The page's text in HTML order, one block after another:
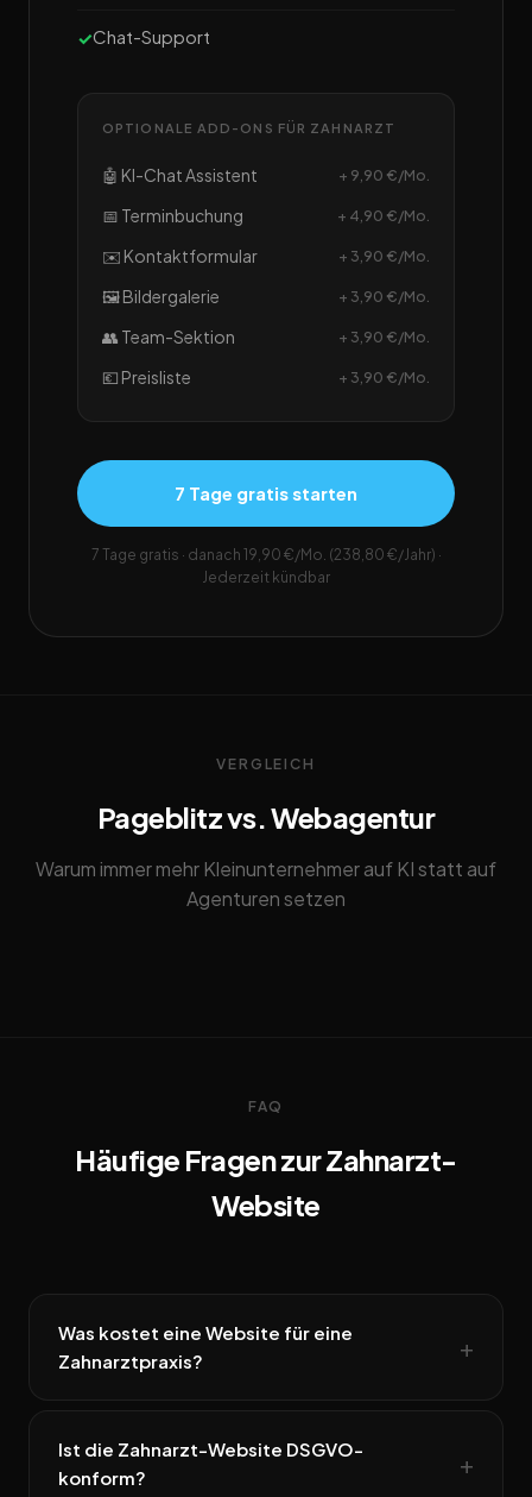
Chat-Support
OPTIONALE ADD-ONS FÜR ZAHNARZT
🤖 KI-Chat Assistent + 9,90 €/Mo.
📅 Terminbuchung + 4,90 €/Mo.
✉️ Kontaktformular + 3,90 €/Mo.
🖼️ Bildergalerie + 3,90 €/Mo.
👥 Team-Sektion + 3,90 €/Mo.
💶 Preisliste + 3,90 €/Mo.
7 Tage gratis starten
7 Tage gratis · danach 19,90 €/Mo. (238,80 €/Jahr) ·
Jederzeit kündbar
VERGLEICH
Pageblitz vs. Webagentur
Warum immer mehr Kleinunternehmer auf KI statt auf
Agenturen setzen
FAQ
Häufige Fragen zur Zahnarzt-
Website
Was kostet eine Website für eine
Zahnarztpraxis?
Ist die Zahnarzt-Website DSGVO-
konform?